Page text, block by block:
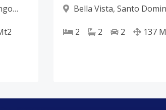
Bella Vista, Santo
2
2 2 137